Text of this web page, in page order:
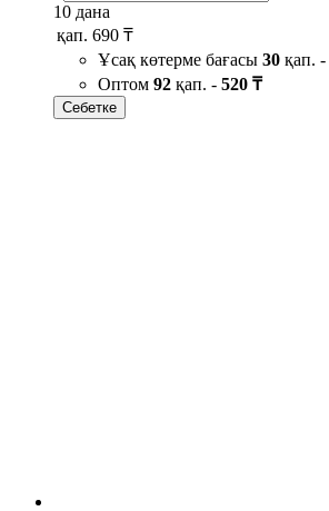
10 дана
қап. 690 ₸
Ұсақ көтерме бағасы 30 қап. -
Оптом 92 қап. - 520 ₸
Себетке